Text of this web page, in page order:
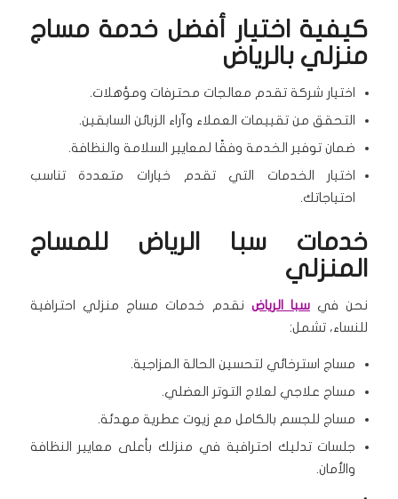
كيفية اختيار أفضل خدمة مساج
منزلي بالرياض
اختيار شركة تقدم معالجات محترفات ومؤهلات.
التحقق من تقييمات العملاء وآراء الزبائن السابقين.
ضمان توفير الخدمة وفقًا لمعايير السلامة والنظافة.
اختيار الخدمات التي تقدم خيارات متعددة تناسب
احتياجاتك.
خدمات سبا الرياض للمساج
المنزلي
نحن فيسبا الرياض نقدم خدمات مساج منزلي احترافية
للنساء، تشمل:
مساج استرخائي لتحسين الحالة المزاجية.
مساج علاجي لعلاج التوتر العضلي.
مساج للجسم بالكامل مع زيوت عطرية مهدئة.
جلسات تدليك احترافية في منزلك بأعلى معايير النظافة
والأمان.